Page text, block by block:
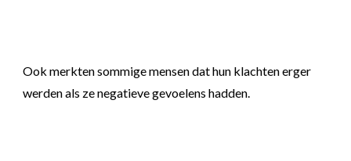
Ook merkten sommige mensen dat hun klachten erger
werden als ze negatieve gevoelens hadden.